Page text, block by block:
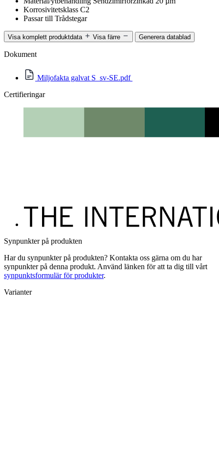
Korrosivitetsklass C2
Passar till Trådstegar
Visa komplett produktdata Visa färre Generera datablad
Dokument
Miljofakta galvat S_sv-SE.pdf
Certifieringar
Synpunkter på produkten
Har du synpunkter på produkten? Kontakta oss gärna om du har
synpunkter på denna produkt. Använd länken för att ta dig till vårt
synpunktsformulär för produkter.
Varianter